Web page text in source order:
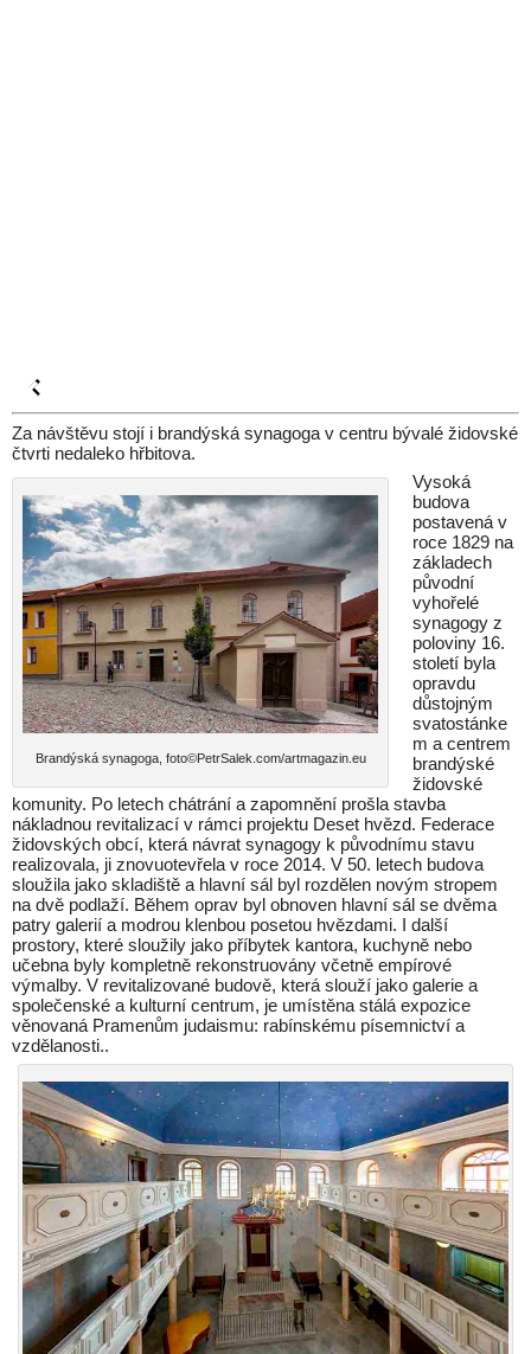
Za návštěvu stojí i brandýská synagoga v centru bývalé židovské
čtvrti nedaleko hřbitova.
Brandýská synagoga, foto©PetrSalek.com/artmagazin.eu
Vysoká
budova
postavená v
roce 1829 na
základech
původní
vyhořelé
synagogy z
poloviny 16.
století byla
opravdu
důstojným
svatostánke
m a centrem
brandýské
židovské
komunity. Po letech chátrání a zapomnění prošla stavba
nákladnou revitalizací v rámci projektu Deset hvězd. Federace
židovských obcí, která návrat synagogy k původnímu stavu
realizovala, ji znovuotevřela v roce 2014. V 50. letech budova
sloužila jako skladiště a hlavní sál byl rozdělen novým stropem
na dvě podlaží. Během oprav byl obnoven hlavní sál se dvěma
patry galerií a modrou klenbou posetou hvězdami. I další
prostory, které sloužily jako příbytek kantora, kuchyně nebo
učebna byly kompletně rekonstruovány včetně empírové
výmalby. V revitalizované budově, která slouží jako galerie a
společenské a kulturní centrum, je umístěna stálá expozice
věnovaná Pramenům judaismu: rabínskému písemnictví a
vzdělanosti..